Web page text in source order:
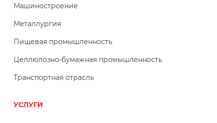
Машиностроение
Металлургия
Пищевая промышленность
Целлюлозно-бумажная промышленность
Транспортная отрасль
УСЛУГИ